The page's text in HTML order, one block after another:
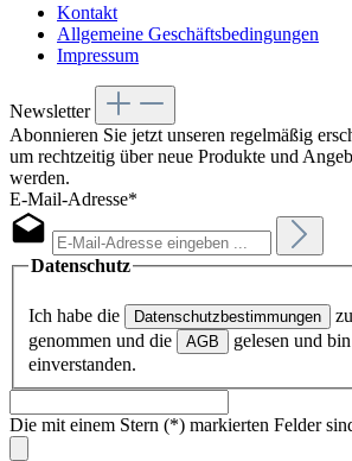
Kontakt
Allgemeine Geschäftsbedingungen
Impressum
Newsletter
Abonnieren Sie jetzt unseren regelmäßig
um rechtzeitig über neue Produkte und
werden.
E-Mail-Adresse*
Datenschutz
Ich habe die Datenschutzbestimmungen
genommen und die
AGB
gelesen und
einverstanden.
Die mit einem Stern (*) markierten Felder